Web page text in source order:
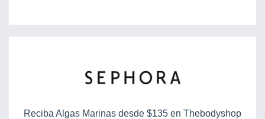
Reciba Algas Marinas desde $135 en Thebodyshop